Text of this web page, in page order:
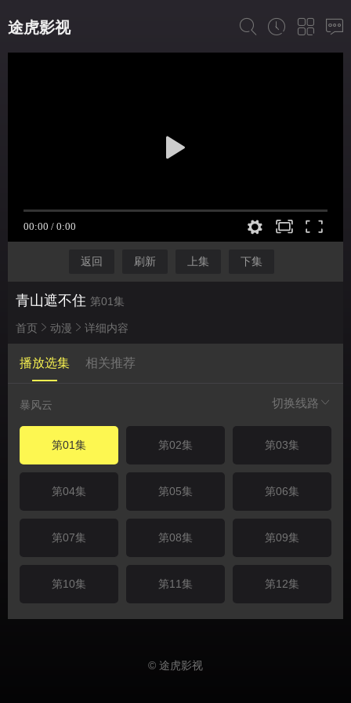
途虎影视
返回 刷新 上集 下集
青山遮不住 第01集
首页 动漫 详细内容
播放选集 相关推荐
切换线路
暴风云
第01集 第02集 第03集
第04集 第05集 第06集
第07集 第08集 第09集
第10集 第11集 第12集
© 途虎影视